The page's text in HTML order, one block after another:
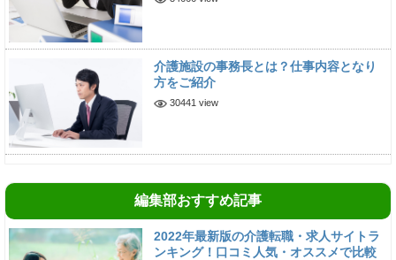
介護施設の事務長とは？仕事内容となり
方をご紹介
30441 view
編集部おすすめ記事
2022年最新版の介護転職・求人サイトラ
ンキング！口コミ人気・オススメで比較